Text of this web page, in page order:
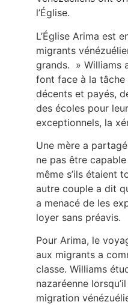
l’Église.
L’Église Arima est
migrants
grands. » Williams
font face à la
décents et payés,
des écoles pour
exceptionnels, la
Une mère a
ne pas être
même s’ils étaient
autre couple a dit
a menacé de les
loyer sans préavis.
Pour Arima, le
aux migrants a
classe. Williams
nazaréenne
migration